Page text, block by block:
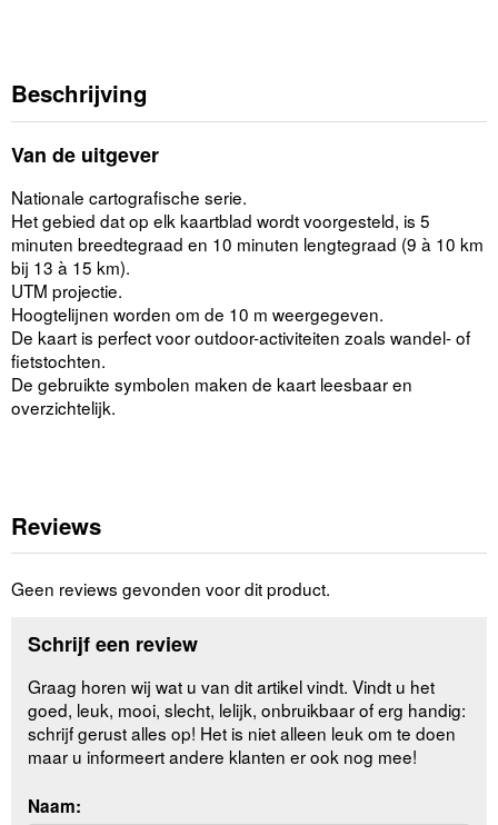
Beschrijving
Van de uitgever
Nationale cartografische serie.
Het gebied dat op elk kaartblad wordt voorgesteld, is 5
minuten breedtegraad en 10 minuten lengtegraad (9 à 10 km
bij 13 à 15 km).
UTM projectie.
Hoogtelijnen worden om de 10 m weergegeven.
De kaart is perfect voor outdoor-activiteiten zoals wandel- of
fietstochten.
De gebruikte symbolen maken de kaart leesbaar en
overzichtelijk.
Reviews
Geen reviews gevonden voor dit product.
Schrijf een review
Graag horen wij wat u van dit artikel vindt. Vindt u het
goed, leuk, mooi, slecht, lelijk, onbruikbaar of erg handig:
schrijf gerust alles op! Het is niet alleen leuk om te doen
maar u informeert andere klanten er ook nog mee!
Naam: